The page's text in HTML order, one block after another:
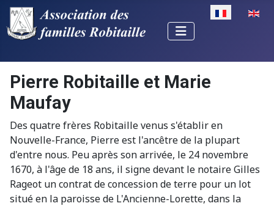
Sélectionnez
Pierre Robitaille et Marie
Maufay
Des quatre frères Robitaille venus s'établir en
Nouvelle-France, Pierre est l'ancêtre de la plupart
d'entre nous. Peu après son arrivée, le 24 novembre
1670, à l'âge de 18 ans, il signe devant le notaire Gilles
Rageot un contrat de concession de terre pour un lot
situé en la paroisse de L'Ancienne-Lorette, dans la